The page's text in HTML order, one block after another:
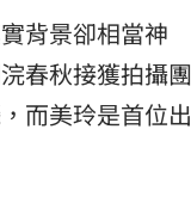
背景卻相當神
春秋接獲拍攝團
而美玲是首位出